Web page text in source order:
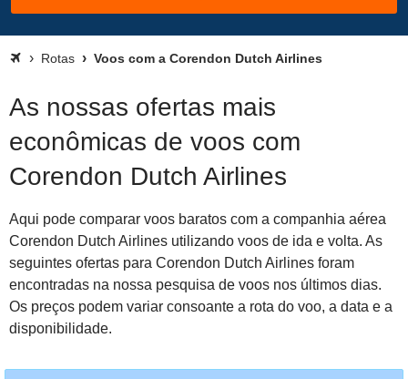
Rotas Voos com a Corendon Dutch Airlines
As nossas ofertas mais
econômicas de voos com
Corendon Dutch Airlines
Aqui pode comparar voos baratos com a companhia aérea
Corendon Dutch Airlines utilizando voos de ida e volta. As
seguintes ofertas para Corendon Dutch Airlines foram
encontradas na nossa pesquisa de voos nos últimos dias.
Os preços podem variar consoante a rota do voo, a data e a
disponibilidade.